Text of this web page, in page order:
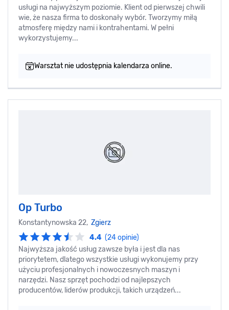
usługi na najwyższym poziomie. Klient od pierwszej chwili
wie, że nasza firma to doskonały wybór. Tworzymy miłą
atmosferę między nami i kontrahentami. W pełni
wykorzystujemy...
Warsztat nie udostępnia kalendarza online.
Op Turbo
Konstantynowska 22, Zgierz
4.4 (24 opinie)
Najwyższa jakość usług zawsze była i jest dla nas
priorytetem, dlatego wszystkie usługi wykonujemy przy
użyciu profesjonalnych i nowoczesnych maszyn i
narzędzi. Nasz sprzęt pochodzi od najlepszych
producentów, liderów produkcji, takich urządzeń...